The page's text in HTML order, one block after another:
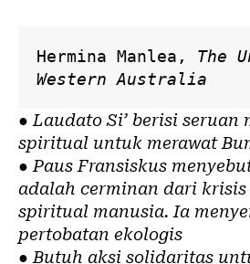
Hermina Manlea , The
Western Australia
● Laudato Si’ berisi seruan
spiritual untuk merawat
● Paus Fransiskus
adalah cerminan dari krisis
spiritual manusia. Ia
pertobatan ekologis
● Butuh aksi solidaritas